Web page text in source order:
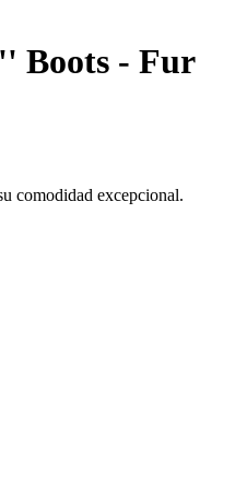
Boots - Fur
comodidad excepcional.